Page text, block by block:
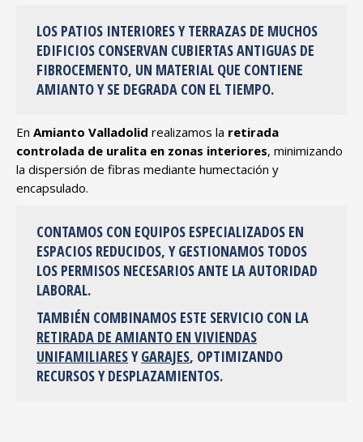
LOS PATIOS INTERIORES Y TERRAZAS DE MUCHOS
EDIFICIOS CONSERVAN CUBIERTAS ANTIGUAS DE
FIBROCEMENTO, UN MATERIAL QUE CONTIENE
AMIANTO Y SE DEGRADA CON EL TIEMPO.
En Amianto Valladolid realizamos la retirada
controlada de uralita en zonas interiores, minimizando
la dispersión de fibras mediante humectación y
encapsulado.
CONTAMOS CON EQUIPOS ESPECIALIZADOS EN
ESPACIOS REDUCIDOS, Y GESTIONAMOS TODOS
LOS PERMISOS NECESARIOS ANTE LA AUTORIDAD
LABORAL.
TAMBIÉN COMBINAMOS ESTE SERVICIO CON LA
RETIRADA DE AMIANTO EN VIVIENDAS
UNIFAMILIARESYGARAJES, OPTIMIZANDO
RECURSOS Y DESPLAZAMIENTOS.